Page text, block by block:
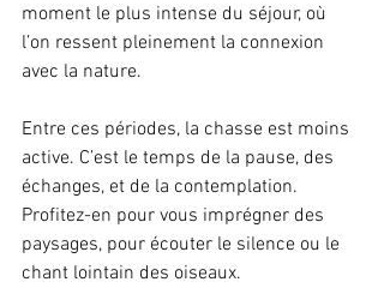
moment le plus intense du séjour, où
l’on ressent pleinement la connexion
avec la nature.
Entre ces périodes, la chasse est moins
active. C’est le temps de la pause, des
échanges, et de la contemplation.
Profitez-en pour vous imprégner des
paysages, pour écouter le silence ou le
chant lointain des oiseaux.